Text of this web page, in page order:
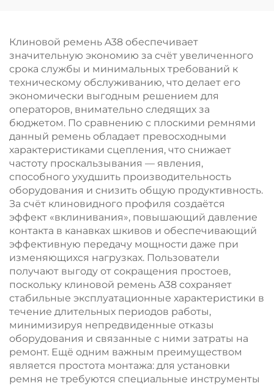
машины, применение
в логистике и на
станках
обслуживание
Клиновой ремень A38 обеспечивает
значительную экономию за счёт увеличенного
срока службы и минимальных требований к
техническому обслуживанию, что делает его
экономически выгодным решением для
операторов, внимательно следящих за
бюджетом. По сравнению с плоскими ремнями
данный ремень обладает превосходными
характеристиками сцепления, что снижает
частоту проскальзывания — явления,
способного ухудшить производительность
оборудования и снизить общую продуктивность.
За счёт клиновидного профиля создаётся
эффект «вклинивания», повышающий давление
контакта в канавках шкивов и обеспечивающий
эффективную передачу мощности даже при
изменяющихся нагрузках. Пользователи
получают выгоду от сокращения простоев,
поскольку клиновой ремень A38 сохраняет
стабильные эксплуатационные характеристики в
течение длительных периодов работы,
минимизируя непредвиденные отказы
оборудования и связанные с ними затраты на
ремонт. Ещё одним важным преимуществом
является простота монтажа: для установки
ремня не требуются специальные инструменты